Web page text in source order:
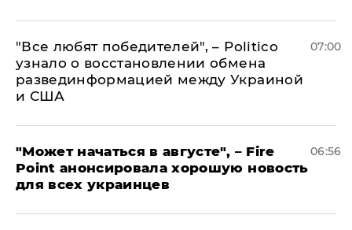
​"Все любят победителей", – Politico
узнало о восстановлении обмена
развединформацией между Украиной
и США
07:00
"Может начаться в августе", – Fire
Point анонсировала хорошую новость
для всех украинцев
06:56